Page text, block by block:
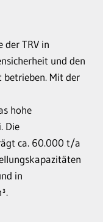
der TRV in
und den
betrieben. Mit der
hohe
Die
ca. 60.000 t/a
in